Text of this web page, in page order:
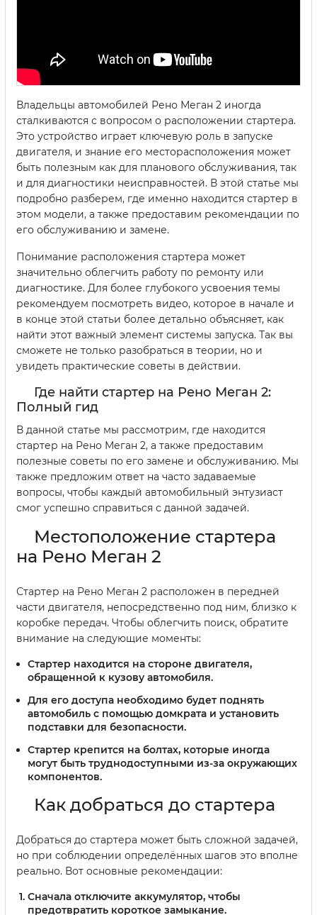
Владельцы автомобилей Рено Меган 2 иногда
сталкиваются с вопросом о расположении стартера.
Это устройство играет ключевую роль в запуске
двигателя, и знание его месторасположения может
быть полезным как для планового обслуживания, так
и для диагностики неисправностей. В этой статье мы
подробно разберем, где именно находится стартер в
этом модели, а также предоставим рекомендации по
его обслуживанию и замене.
Понимание расположения стартера может
значительно облегчить работу по ремонту или
диагностике. Для более глубокого усвоения темы
рекомендуем посмотреть видео, которое в начале и
в конце этой статьи более детально объясняет, как
найти этот важный элемент системы запуска. Так вы
сможете не только разобраться в теории, но и
увидеть практические советы в действии.
Где найти стартер на Рено Меган 2:
Полный гид
В данной статье мы рассмотрим, где находится
стартер на Рено Меган 2, а также предоставим
полезные советы по его замене и обслуживанию. Мы
также предложим ответ на часто задаваемые
вопросы, чтобы каждый автомобильный энтузиаст
смог успешно справиться с данной задачей.
Местоположение стартера
на Рено Меган 2
Стартер на Рено Меган 2 расположен в передней
части двигателя, непосредственно под ним, близко к
коробке передач. Чтобы облегчить поиск, обратите
внимание на следующие моменты:
Стартер находится на стороне двигателя,
обращенной к кузову автомобиля.
Для его доступа необходимо будет поднять
автомобиль с помощью домкрата и установить
подставки для безопасности.
Стартер крепится на болтах, которые иногда
могут быть труднодоступными из-за окружающих
компонентов.
Как добраться до стартера
Добраться до стартера может быть сложной задачей,
но при соблюдении определённых шагов это вполне
реально. Вот основные рекомендации:
Сначала отключите аккумулятор, чтобы
предотвратить короткое замыкание.